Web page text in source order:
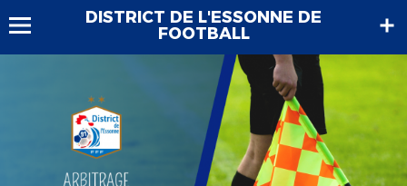
DISTRICT DE L'ESSONNE DE
FOOTBALL